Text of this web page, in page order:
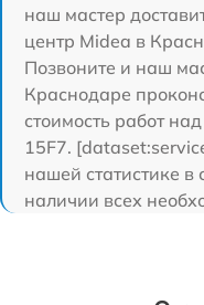
наш мастер
центр Midea в
Позвоните и наш
Краснодаре
стоимость работ
15F7.
нашей статистике
наличии всех